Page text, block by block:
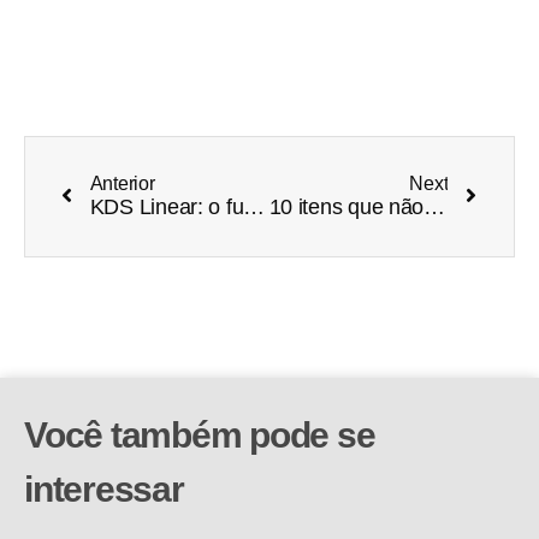
Anterior
KDS Linear: o futuro da sua cozinha
Next
10 itens que não podem faltar no varejo no final do ano
Você também pode se
interessar